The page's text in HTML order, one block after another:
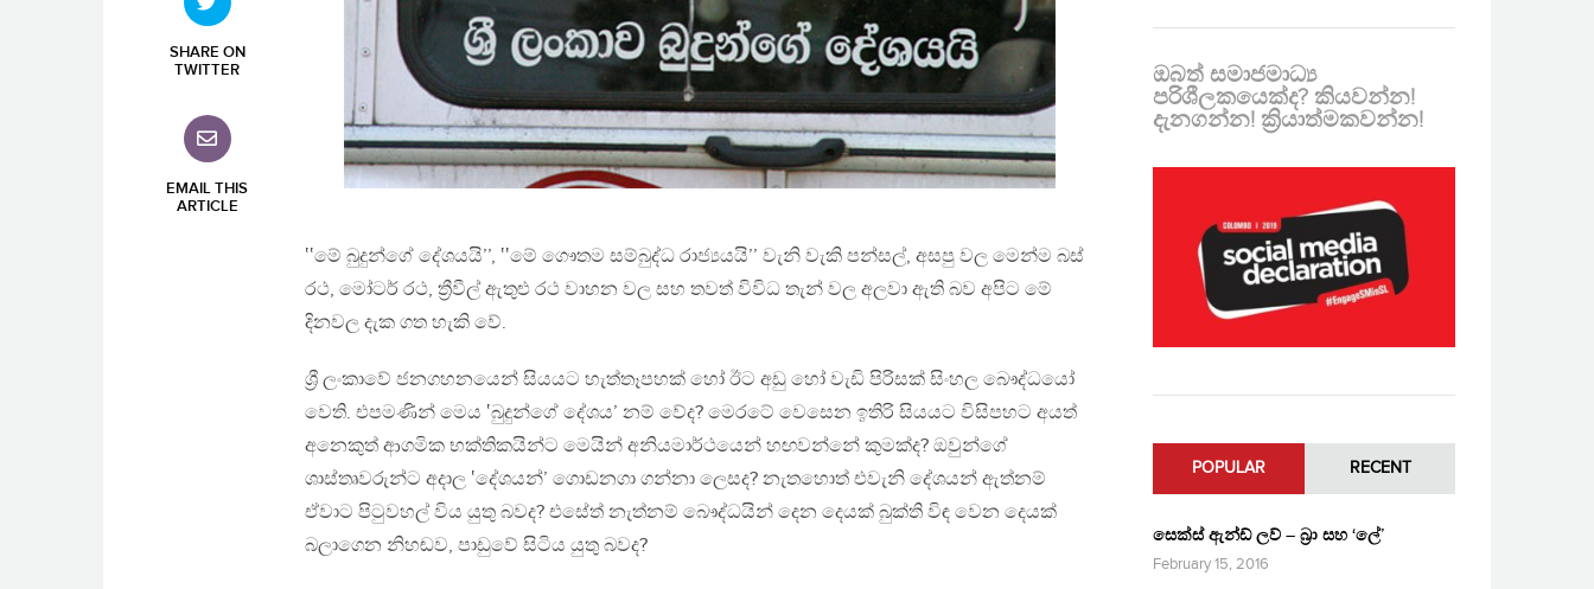
SHARE ON
TWITTER
EMAIL THIS
ARTICLE
‛‛මේ බුදුන්ගේ දේශයයි’’, ‛‛මේ ගෞතම සම්බුද්ධ රාජ්‍යයයි’’ වැනි වැකි පන්සල්, අසපු වල මෙන්ම බස්
රථ, මෝටර් රථ, ත්‍රීවීල් ඇතුළු රථ වාහන වල සහ තවත් විවිධ තැන් වල අලවා ඇති බව අපිට මේ
දිනවල දැක ගත හැකි වේ.
ශ්‍රී ලංකාවේ ජනගහනයෙන් සියයට හැත්තෑපහක් හෝ ඊට අඩු හෝ වැඩි පිරිසක් සිංහල බෞද්ධයෝ
වෙති. එපමණින් මෙය ‛බුදුන්ගේ දේශය’ නම් වේද? මෙරටේ වෙසෙන ඉතිරි සියයට විසිපහට අයත්
අනෙකුත් ආගමික භක්තිකයින්ට මෙයින් අනියමාර්ථයෙන් හඟවන්නේ කුමක්ද? ඔවුන්ගේ
ශාස්තෘවරුන්ට අදාල ‛දේශයන්’ ගොඩනගා ගන්නා ලෙසද? නැතහොත් එවැනි දේශයන් ඇත්නම්
ඒවාට පිටුවහල් විය යුතු බවද? එසේත් නැත්නම් බෞද්ධයින් දෙන දෙයක් බුක්ති විඳ වෙන දෙයක්
බලාගෙන නිහඬව, පාඩුවේ සිටිය යුතු බවද?
ඔබත් සමාජමාධ්‍ය
පරිශීලකයෙක්ද? කියවන්න!
දැනගන්න! ක්‍රියාත්මකවන්න!
POPULAR RECENT
සෙක්ස් ඇන්ඩ් ලව් – බ්‍රා සහ ‘ලේ’
February 15, 2016